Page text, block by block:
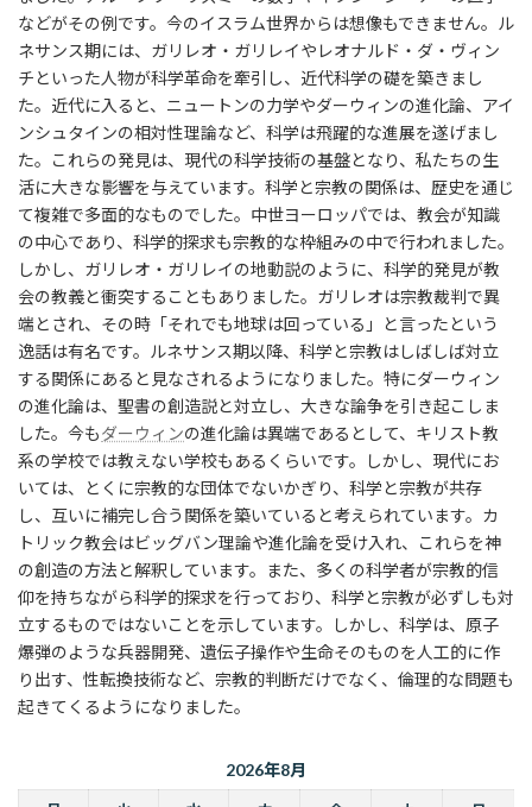
などがその例です。今のイスラム世界からは想像もできません。ル
ネサンス期には、ガリレオ・ガリレイやレオナルド・ダ・ヴィン
チといった人物が科学革命を牽引し、近代科学の礎を築きまし
た。近代に入ると、ニュートンの力学やダーウィンの進化論、アイ
ンシュタインの相対性理論など、科学は飛躍的な進展を遂げまし
た。これらの発見は、現代の科学技術の基盤となり、私たちの生
活に大きな影響を与えています。科学と宗教の関係は、歴史を通じ
て複雑で多面的なものでした。中世ヨーロッパでは、教会が知識
の中心であり、科学的探求も宗教的な枠組みの中で行われました。
しかし、ガリレオ・ガリレイの地動説のように、科学的発見が教
会の教義と衝突することもありました。ガリレオは宗教裁判で異
端とされ、その時「それでも地球は回っている」と言ったという
逸話は有名です。ルネサンス期以降、科学と宗教はしばしば対立
する関係にあると見なされるようになりました。特にダーウィン
の進化論は、聖書の創造説と対立し、大きな論争を引き起こしま
した。今もダーウィンの進化論は異端であるとして、キリスト教
系の学校では教えない学校もあるくらいです。しかし、現代にお
いては、とくに宗教的な団体でないかぎり、科学と宗教が共存
し、互いに補完し合う関係を築いていると考えられています。カ
トリック教会はビッグバン理論や進化論を受け入れ、これらを神
の創造の方法と解釈しています。また、多くの科学者が宗教的信
仰を持ちながら科学的探求を行っており、科学と宗教が必ずしも対
立するものではないことを示しています。しかし、科学は、原子
爆弾のような兵器開発、遺伝子操作や生命そのものを人工的に作
り出す、性転換技術など、宗教的判断だけでなく、倫理的な問題も
起きてくるようになりました。
2026年8月